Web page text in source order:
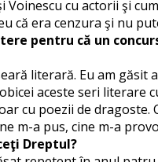
cu actorii şi
că era cenzura şi nu
pentru că un
literară. Eu am găsit
aceste seri
cu poezii de dragoste.
m-a pus, cine m-a
Dreptul?